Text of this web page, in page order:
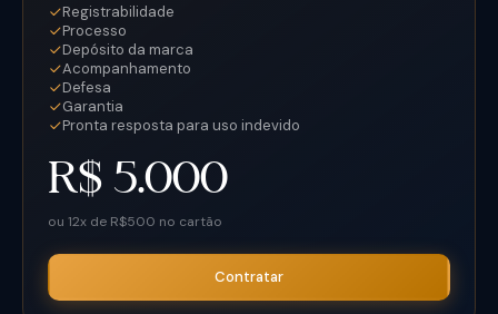
Registrabilidade
Processo
Depósito da marca
Acompanhamento
Defesa
Garantia
Pronta resposta para uso indevido
R$ 5.000
ou 12x de R$500 no cartão
Contratar